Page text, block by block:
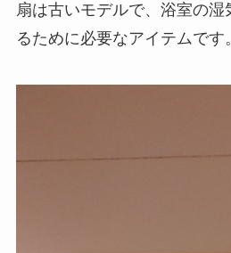
扇は古いモデルで、浴室の湿
るために必要なアイテムです。